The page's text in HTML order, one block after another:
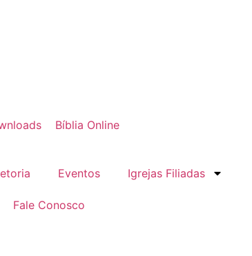
Bíblia Online
Eventos Igrejas Filiadas
Fale Conosco